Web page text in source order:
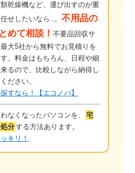
乾燥機など、運び出すのが重
せしたいなら…。不用品の
めて相談！不要品回収サ
大5社から無料でお見積りを
。料金はもちろん、日程や細
るので、比較しながら納得し
ださい。
すなら！【エコノバ】
なくなったパソコンを、
宅
分する方法あります。
キリ！